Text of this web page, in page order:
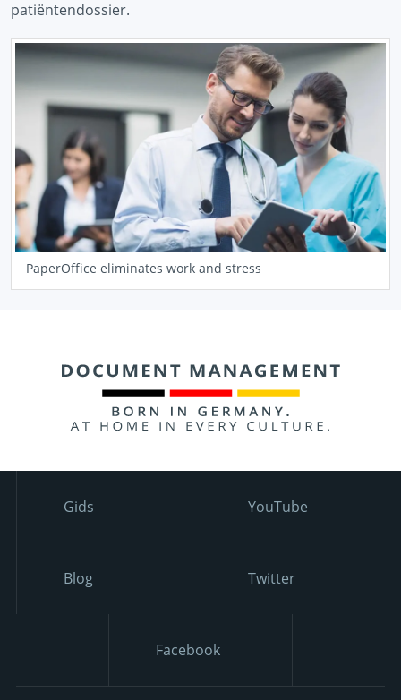
patiëntendossier.
PaperOffice eliminates work and stress
Gids YouTube
Blog Twitter
Facebook